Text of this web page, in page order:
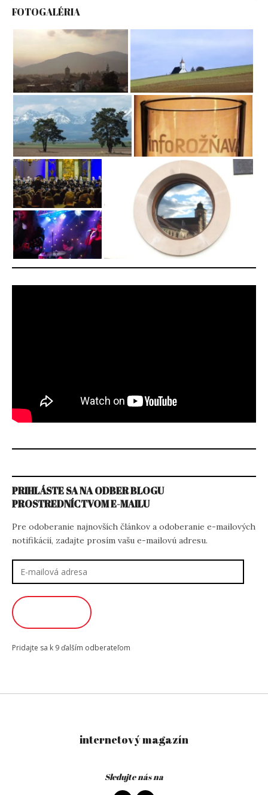
FOTOGALÉRIA
PRIHLÁSTE SA NA ODBER BLOGU
PROSTREDNÍCTVOM E-MAILU
Pre odoberanie najnovších článkov a odoberanie e-mailových
notifikácií, zadajte prosím vašu e-mailovú adresu.
adresa
Pridajte sa k 9 ďalším odberateľom
internetový magazín
Sledujte nás na